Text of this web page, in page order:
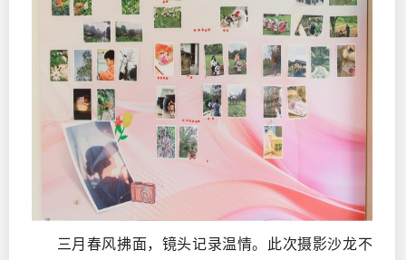
三月春风拂面，镜头记录温情。此次摄影沙龙不